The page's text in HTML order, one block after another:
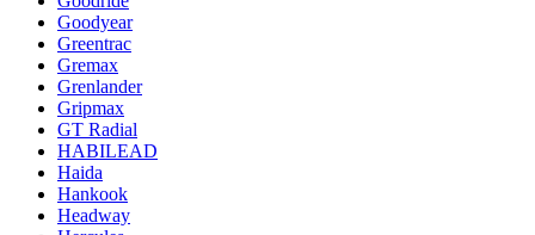
Goodyear
Greentrac
Gremax
Grenlander
Gripmax
GT Radial
HABILEAD
Haida
Hankook
Headway